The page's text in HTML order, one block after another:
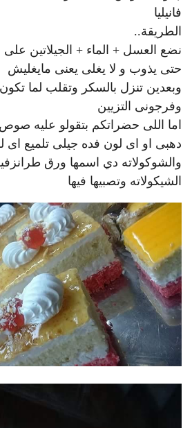
فانيليا
الطريقة..
نضع العسل + الماء + الجيلاتين على
حتى يذوب و لا يغلى يعنى مايغليش
وبعدين تنزل بالسكر وتقلب لما
وفرجونى التزيين
اما اللى حضراتكم بتقولو عليه
دهبى او اى لون فده جيلى تلميع اى
والشوكولاته دي اسمها ورق
الشيكولاته وتصبيها فيها